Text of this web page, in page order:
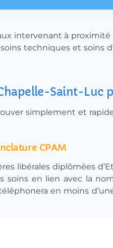
intervenant à
techniques et soins
Saint-Luc
simplement et
CPAM
libérales diplômées
en lien avec la
en moins